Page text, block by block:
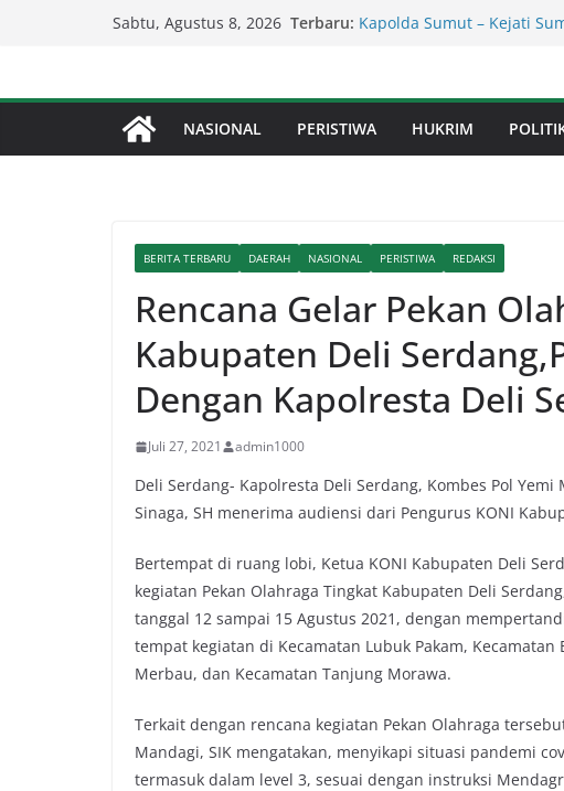
Sabtu, Agustus 8, 2026 Terbaru: Kapolda Sumut – Kejati
Sekda: Kami Sarankan
Percepat Penanganan
NASIONAL PERISTIWA HUKRIM
BERITA TERBARU DAERAH NASIONAL PERISTIWA REDAKSI
Rencana Gelar Pekan
Kabupaten Deli
Dengan Kapolresta Deli
Juli 27, 2021 admin1000
Deli Serdang- Kapolresta Deli Serdang, Kombes Pol
Sinaga, SH menerima audiensi dari Pengurus KONI
Bertempat di ruang lobi, Ketua KONI Kabupaten Deli
kegiatan Pekan Olahraga Tingkat Kabupaten Deli
tanggal 12 sampai 15 Agustus 2021, dengan
tempat kegiatan di Kecamatan Lubuk Pakam,
Merbau, dan Kecamatan Tanjung Morawa.
Terkait dengan rencana kegiatan Pekan Olahraga
Mandagi, SIK mengatakan, menyikapi situasi pandemi
termasuk dalam level 3, sesuai dengan instruksi